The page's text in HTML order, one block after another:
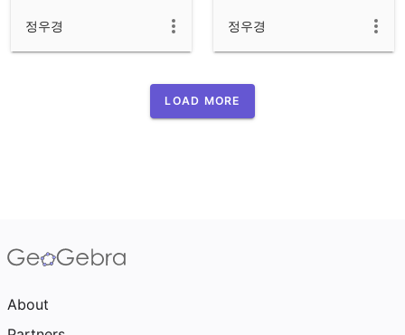
정우경 정우경
LOAD MORE
About